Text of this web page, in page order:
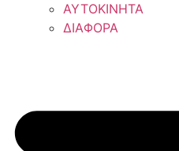
ΑΥΤΟΚΙΝΗΤΑ
ΔΙΑΦΟΡΑ